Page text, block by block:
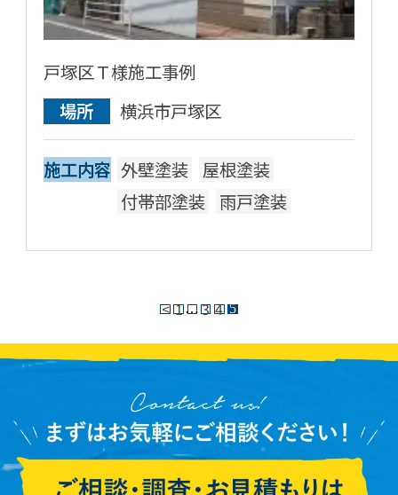
戸塚区Ｔ様施工事例
場所
横浜市戸塚区
施工内容 外壁塗装
屋根塗装
付帯部塗装
雨戸塗装
稿
ー
< 1… 3 4 5